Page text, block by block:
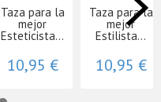
Taza para la
mejor
Esteticista...
10,95 €
Taza para la
mejor
Estilista...
10,95 €